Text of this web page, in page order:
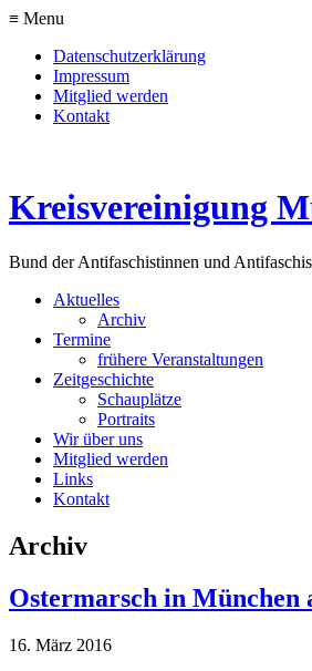
≡ Menu
Datenschutzerklärung
Impressum
Mitglied werden
Kontakt
Kreisvereinigung
Bund der Antifaschistinnen und
Aktuelles
Archiv
Termine
frühere Veranstaltungen
Zeitgeschichte
Schauplätze
Portraits
Wir über uns
Mitglied werden
Links
Kontakt
Archiv
Ostermarsch in München
16. März 2016